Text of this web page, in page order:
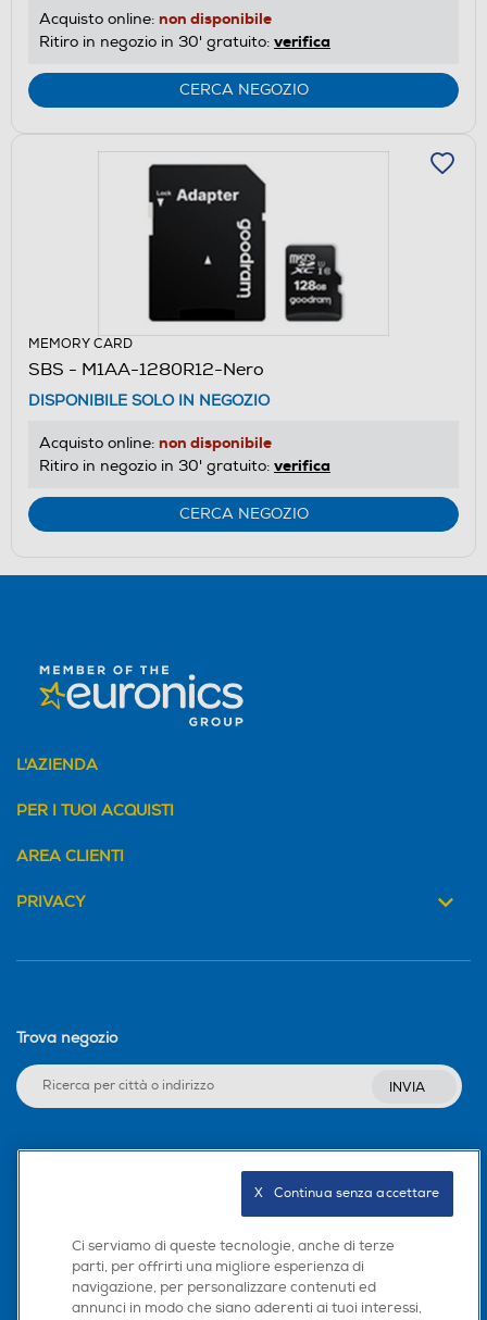
Acquisto online: non disponibile
Ritiro in negozio in 30' gratuito: verifica
CERCA NEGOZIO
MEMORY CARD
SBS - M1AA-1280R12-Nero
DISPONIBILE SOLO IN NEGOZIO
Acquisto online: non disponibile
Ritiro in negozio in 30' gratuito: verifica
CERCA NEGOZIO
L'AZIENDA
PER I TUOI ACQUISTI
AREA CLIENTI
PRIVACY
Trova negozio
INVIA
Scarica la nostra app
Ci serviamo di queste tecnologie, anche di terze
parti, per offrirti una migliore esperienza di
navigazione, per personalizzare contenuti ed
annunci in modo che siano aderenti ai tuoi interessi,
X   Continua senza accettare